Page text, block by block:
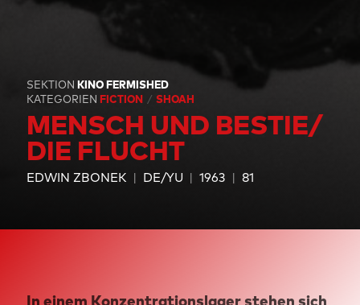
SEKTION KINO FERMISHED
KATEGORIEN FICTION SHOAH
MENSCH UND BESTIE/
DIE FLUCHT
EDWIN ZBONEK DE/YU 1963 81
In einem Konzentrationslager stehen sich